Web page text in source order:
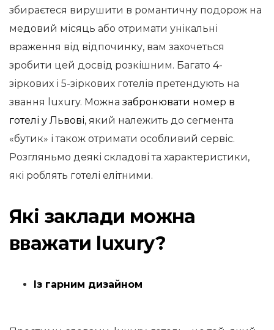
збираєтеся вирушити в романтичну подорож на
медовий місяць або отримати унікальні
враження від відпочинку, вам захочеться
зробити цей досвід розкішним. Багато 4-
зіркових і 5-зіркових готелів претендують на
звання luxury. Можна забронювати номер в
готелі у Львові, який належить до сегмента
«бутик» і також отримати особливий сервіс.
Розгляньмо деякі складові та характеристики,
які роблять готелі елітними.
Які заклади можна
вважати luxury?
Із гарним дизайном